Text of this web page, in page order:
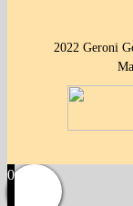
2022 Geroni
0